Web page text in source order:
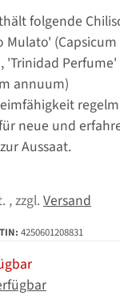
folgende
'Trinidad
annuum)
neue und
Aussaat.
, zzgl. Versand
4250601208831